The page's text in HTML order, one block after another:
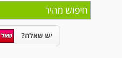
חיפוש מהיר
יש שאלה?